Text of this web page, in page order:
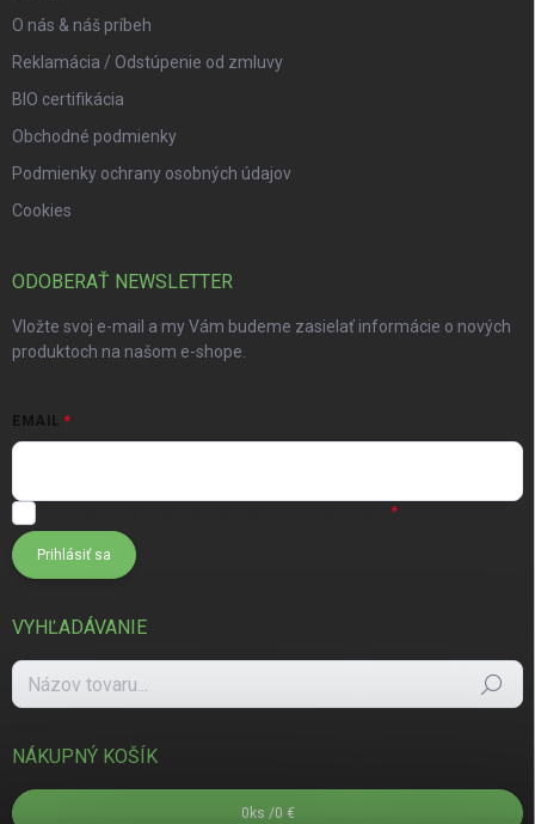
O nás & náš príbeh
Reklamácia / Odstúpenie od zmluvy
BIO certifikácia
Obchodné podmienky
Podmienky ochrany osobných údajov
Cookies
ODOBERAŤ NEWSLETTER
Vložte svoj e-mail a my Vám budeme zasielať informácie o nových
produktoch na našom e-shope.
EMAIL
Prihlásiť sa
VYHĽADÁVANIE
Hľadať
NÁKUPNÝ KOŠÍK
0 ks /0 €